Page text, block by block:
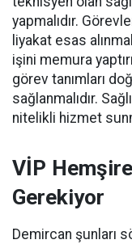
yapmalıdır.
liyakat esas
işini memura
görev tanımları
sağlanmalıdır.
nitelikli hizmet
VİP
Gerekiyor
Demircan şunları